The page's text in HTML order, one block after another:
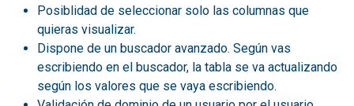
Posiblidad de seleccionar solo las columnas que
quieras visualizar.
Dispone de un buscador avanzado. Según vas
escribiendo en el buscador, la tabla se va actualizando
según los valores que se vaya escribiendo.